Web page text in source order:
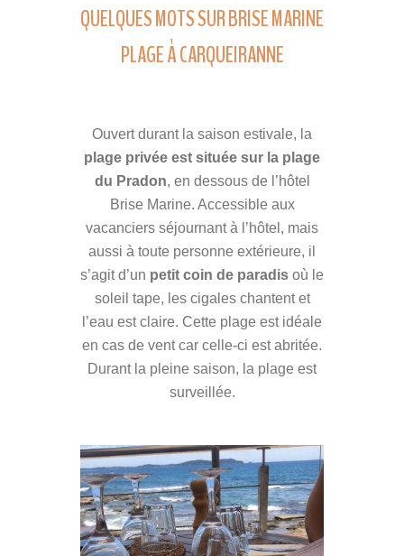
QUELQUES MOTS SUR BRISE MARINE
PLAGE À CARQUEIRANNE
Ouvert durant la saison estivale, la
plage privée est située sur la plage
du Pradon, en dessous de l’hôtel
Brise Marine. Accessible aux
vacanciers séjournant à l’hôtel, mais
aussi à toute personne extérieure, il
s’agit d’un petit coin de paradis où le
soleil tape, les cigales chantent et
l’eau est claire. Cette plage est idéale
en cas de vent car celle-ci est abritée.
Durant la pleine saison, la plage est
surveillée.